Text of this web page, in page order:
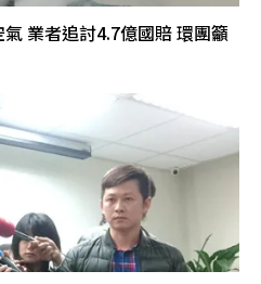
業者追討4.7億國賠 環團籲